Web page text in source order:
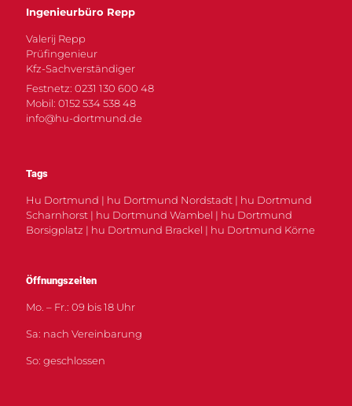
Ingenieurbüro Repp
Valerij Repp
Prüfingenieur
Kfz-Sachverständiger
Festnetz: 0231 130 600 48
Mobil: 0152 534 538 48
info@hu-dortmund.de
Tags
Hu Dortmund | hu Dortmund Nordstadt | hu Dortmund
Scharnhorst | hu Dortmund Wambel | hu Dortmund
Borsigplatz | hu Dortmund Brackel | hu Dortmund Körne
Öffnungszeiten
Mo. – Fr.: 09 bis 18 Uhr
Sa: nach Vereinbarung
So: geschlossen